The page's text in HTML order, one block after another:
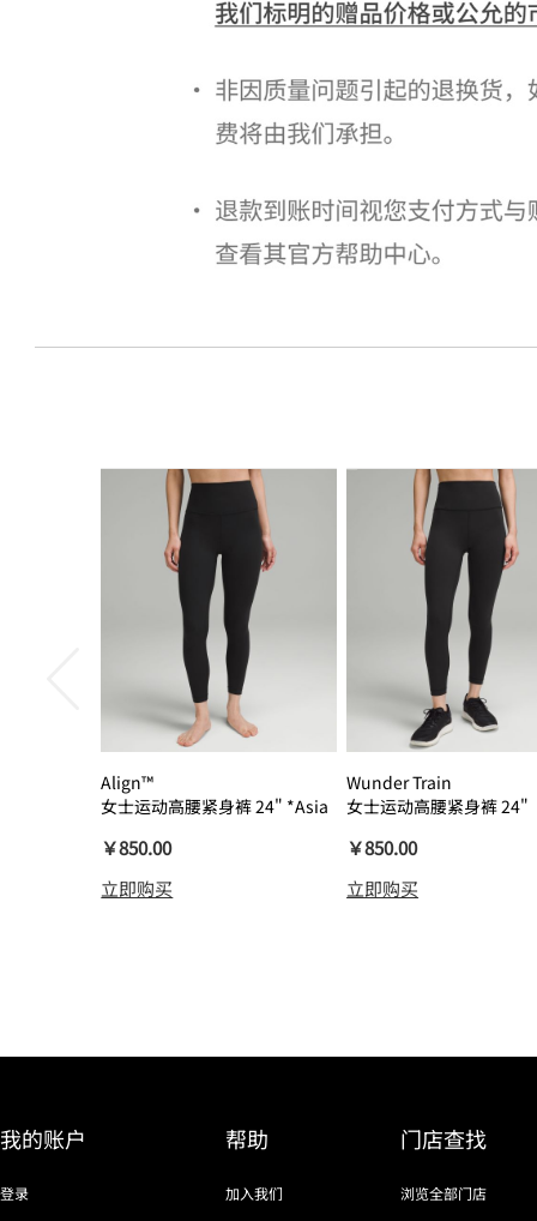
Align™
女士运动高腰紧身裤 24" *Asia
￥850.00
立即购买
Wunder Train
女士运动高腰紧身裤 24"
￥850.00
立即购买
我的账户
登录
帮助
加入我们
门店查找
浏览全部门店